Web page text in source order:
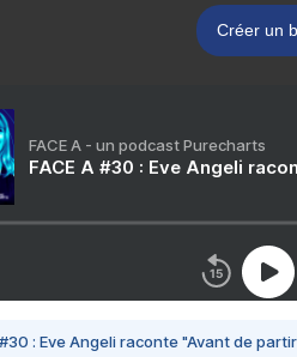
Créer un
FACE A - un podcast Purecharts
FACE A #30 : Eve Angeli
#30 : Eve Angeli raconte "Avant de